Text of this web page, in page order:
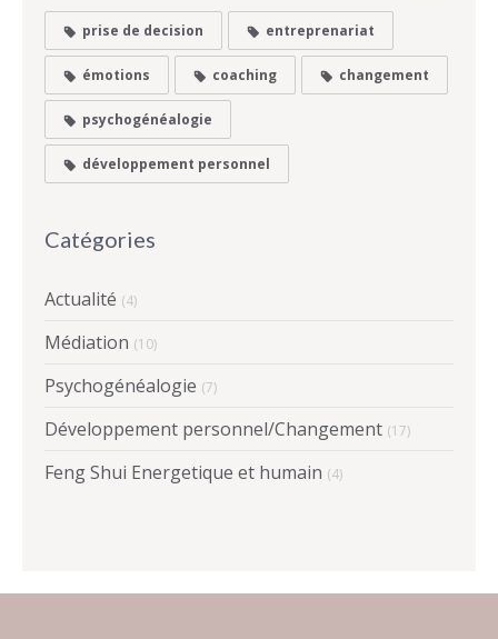
prise de decision entreprenariat
émotions coaching changement
psychogénéalogie
développement personnel
Catégories
Actualité (4)
Médiation (10)
Psychogénéalogie (7)
Développement personnel/Changement (17)
Feng Shui Energetique et humain (4)